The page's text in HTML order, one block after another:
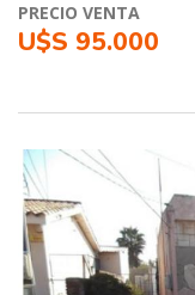
PRECIO VENTA
U$S 95.000